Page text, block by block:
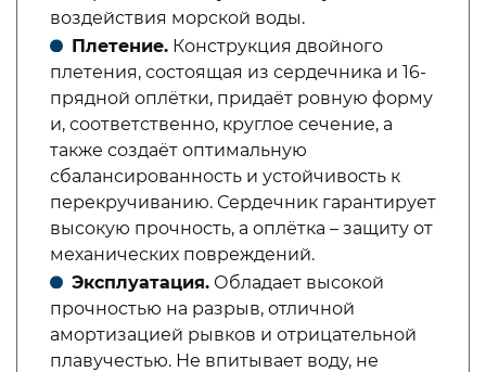
воздействия морской воды.
Плетение. Конструкция двойного
плетения, состоящая из сердечника и 16-
прядной оплётки, придаёт ровную форму
и, соответственно, круглое сечение, а
также создаёт оптимальную
сбалансированность и устойчивость к
перекручиванию. Сердечник гарантирует
высокую прочность, а оплётка – защиту от
механических повреждений.
Эксплуатация. Обладает высокой
прочностью на разрыв, отличной
амортизацией рывков и отрицательной
плавучестью. Не впитывает воду, не